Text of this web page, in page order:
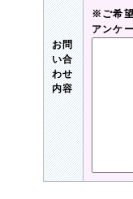
お問
い合
わせ
内容
※ご希
アンケ